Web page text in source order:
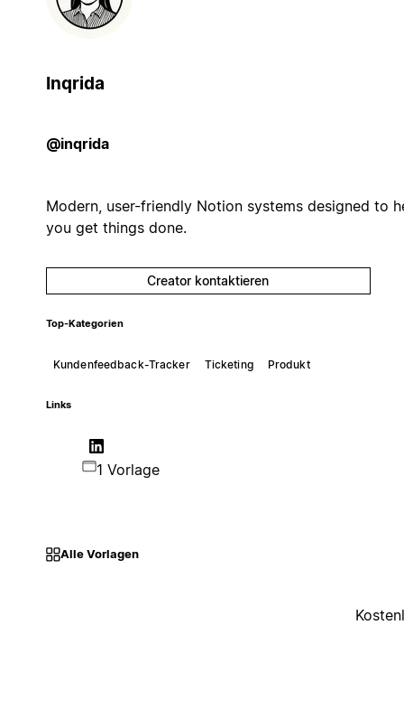
Inqrida
@inqrida
Modern, user-friendly Notion systems designed to
you get things done.
Creator kontaktieren
Top-Kategorien
Kundenfeedback-Tracker Ticketing Produkt
Links
1 Vorlage
Alle Vorlagen